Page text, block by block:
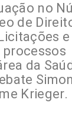
no
de
da
Krieger.